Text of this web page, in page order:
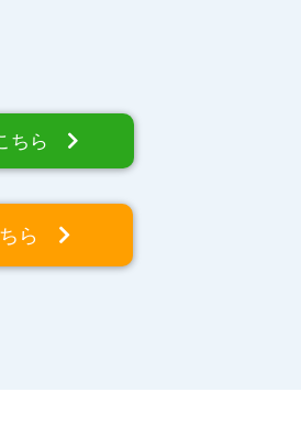
ちら
ら